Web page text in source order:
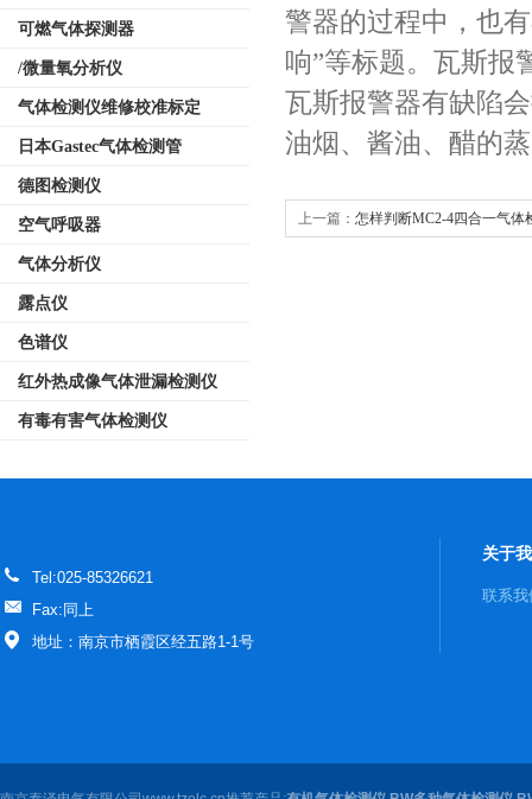
可燃气体探测器
/微量氧分析仪
气体检测仪维修校准标定
日本Gastec气体检测管
德图检测仪
空气呼吸器
气体分析仪
露点仪
色谱仪
红外热成像气体泄漏检测仪
有毒有害气体检测仪
警器的过程中，也
响”等标题。瓦斯报
瓦斯报警器有缺陷
油烟、酱油、醋的
上一篇： 怎样判断MC2-4四合一气体
Tel:025-85326621
Fax:同上
地址：南京市栖霞区经五路1-1号
关于
联系我